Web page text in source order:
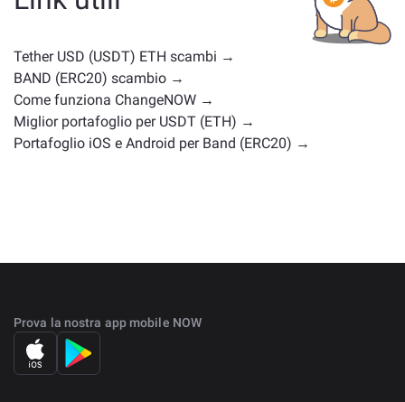
posizioni di mercato simili. Controlla tutti gli asset
pagina principale di
scambio.
Tether USD (USDT) ETH scambi →
BAND (ERC20) scambio →
Come funziona ChangeNOW →
Miglior portafoglio per USDT (ETH) →
Portafoglio iOS e Android per Band (ERC20) →
Prova la nostra app mobile NOW